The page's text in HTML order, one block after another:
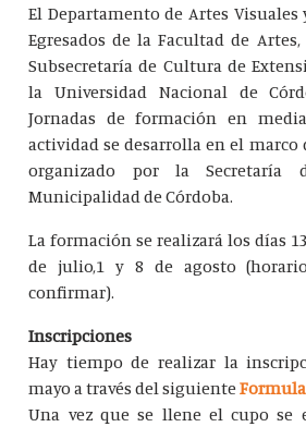
El Departamento de Artes Visuales
Egresados de la Facultad de
Subsecretaría de Cultura de
la Universidad Nacional de
Jornadas de formación en
actividad se desarrolla en el marco
organizado por la
Municipalidad de Córdoba.
La formación se realizará los días
de julio,1 y 8 de agosto
confirmar).
Inscripciones
Hay tiempo de realizar la
mayo a través del siguiente
Una vez que se llene el cupo se